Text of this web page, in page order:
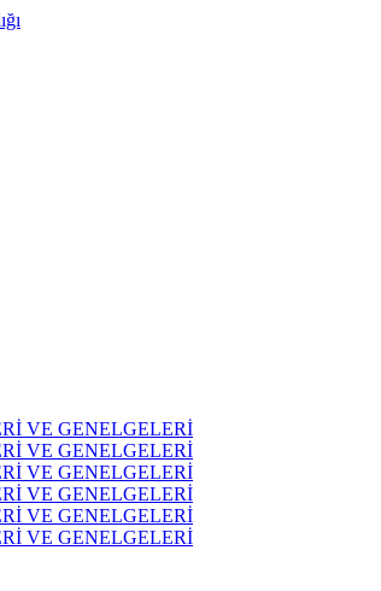
VE GENELGELERİ
VE GENELGELERİ
VE GENELGELERİ
VE GENELGELERİ
VE GENELGELERİ
VE GENELGELERİ